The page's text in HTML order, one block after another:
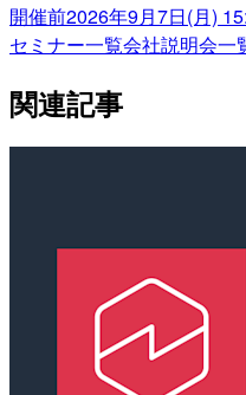
開催前2026年9月7日(月)
セミナー一覧会社説明会一
関連記事